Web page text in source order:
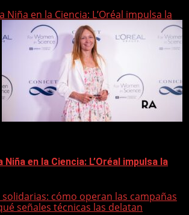
Niña en la Ciencia: L’Oréal impulsa la
Niña en la Ciencia: L’Oréal impulsa la
cómo operan las campañas
señales técnicas las delatan